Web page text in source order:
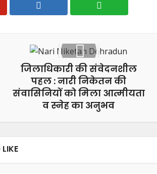
जिलाधिकारी की संवेदनशील
पहल : नारी निकेतन की
संवासिनियों को मिला आत्मीयता
व स्नेह का अनुभव